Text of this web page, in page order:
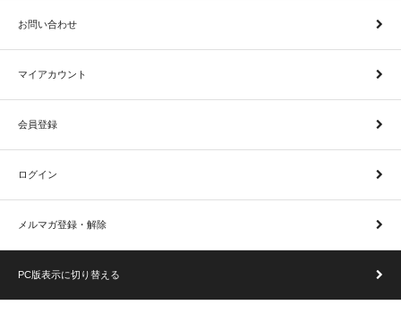
お問い合わせ
マイアカウント
会員登録
ログイン
メルマガ登録・解除
PC版表示に切り替える